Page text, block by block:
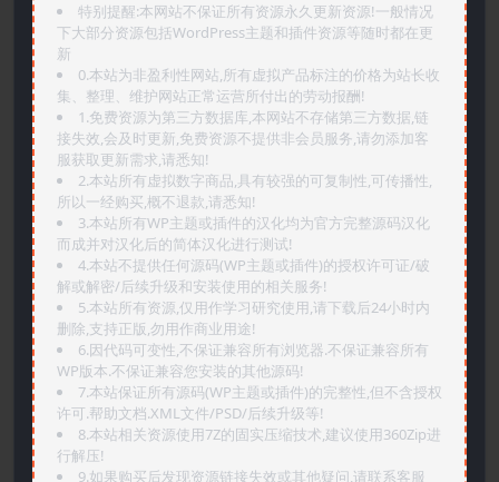
特别提醒:本网站不保证所有资源永久更新资源!一般情况
下大部分资源包括WordPress主题和插件资源等随时都在更
新
0.本站为非盈利性网站,所有虚拟产品标注的价格为站长收
集、整理、维护网站正常运营所付出的劳动报酬!
1.免费资源为第三方数据库,本网站不存储第三方数据,链
接失效,会及时更新,免费资源不提供非会员服务,请勿添加客
服获取更新需求,请悉知!
2.本站所有虚拟数字商品,具有较强的可复制性,可传播性,
所以一经购买,概不退款,请悉知!
3.本站所有WP主题或插件的汉化均为官方完整源码汉化
而成并对汉化后的简体汉化进行测试!
4.本站不提供任何源码(WP主题或插件)的授权许可证/破
解或解密/后续升级和安装使用的相关服务!
5.本站所有资源,仅用作学习研究使用,请下载后24小时内
删除,支持正版,勿用作商业用途!
6.因代码可变性,不保证兼容所有浏览器.不保证兼容所有
WP版本.不保证兼容您安装的其他源码!
7.本站保证所有源码(WP主题或插件)的完整性,但不含授权
许可.帮助文档.XML文件/PSD/后续升级等!
8.本站相关资源使用7Z的固实压缩技术,建议使用360Zip进
行解压!
9.如果购买后发现资源链接失效或其他疑问,请联系客服